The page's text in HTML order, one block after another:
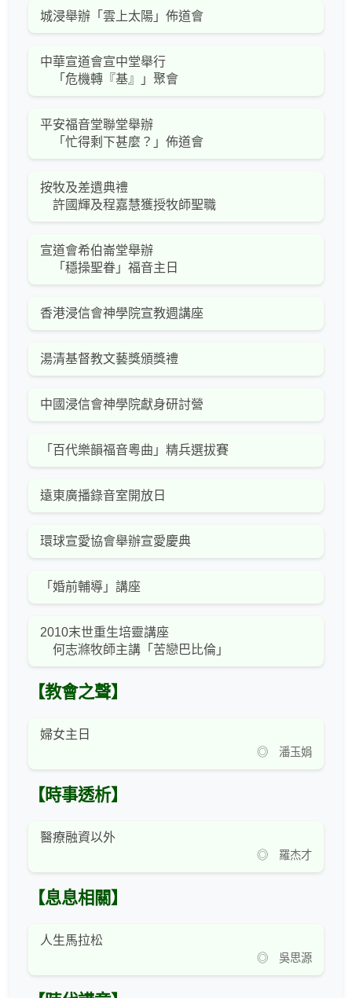
城浸舉辦「雲上太陽」佈道會
中華宣道會宣中堂舉行
「危機轉『基』」聚會
平安福音堂聯堂舉辦
「忙得剩下甚麼？」佈道會
按牧及差遺典禮
許國輝及程嘉慧獲授牧師聖職
宣道會希伯崙堂舉辦
「穩操聖眷」福音主日
香港浸信會神學院宣教週講座
湯清基督教文藝獎頒獎禮
中國浸信會神學院獻身研討營
「百代樂韻福音粵曲」精兵選拔賽
遠東廣播錄音室開放日
環球宣愛協會舉辦宣愛慶典
「婚前輔導」講座
2010末世重生培靈講座
何志滌牧師主講「苦戀巴比倫」
【教會之聲】
婦女主日
◎ 潘玉娟
【時事透析】
醫療融資以外
◎ 羅杰才
【息息相關】
人生馬拉松
◎ 吳思源